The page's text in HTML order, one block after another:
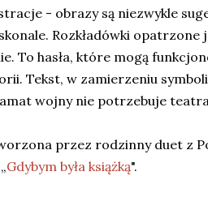
- obrazy są niezwykle
Rozkładówki
To hasła, które mogą
Tekst, w zamierzeniu
wojny nie potrzebuje
przez rodzinny duet z
„Gdybym była książką".